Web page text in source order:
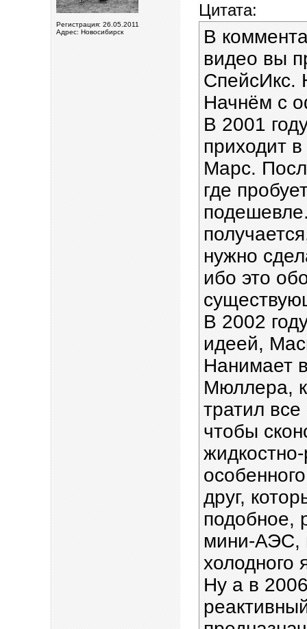
Регистрация: 26.05.2011
Адрес: Новосибирск
Цитата:
В
видео вы
СпейсИкс.
Начнём с
В 2001
приходит
Марс.
где
нужно
ибо это
В 2002
идеей,
Нанимает
Мюллера,
тратил
чтобы
друг,
подобное,
мини-АЭС,
холодного
Ну а в